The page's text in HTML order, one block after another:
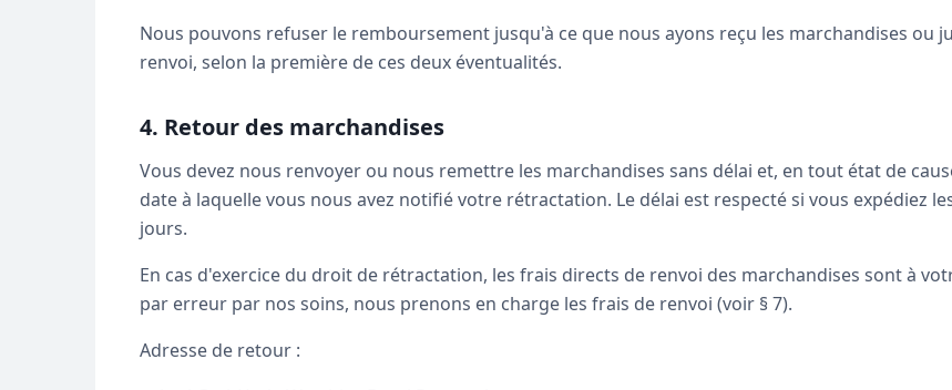
Nous pouvons refuser le remboursement jusqu'à ce que nous ayons reçu les marchandises ou
renvoi, selon la première de ces deux éventualités.
4. Retour des marchandises
Vous devez nous renvoyer ou nous remettre les marchandises sans délai et, en tout état de
date à laquelle vous nous avez notifié votre rétractation. Le délai est respecté si vous expédiez
jours.
En cas d'exercice du droit de rétractation, les frais directs de renvoi des marchandises sont à
par erreur par nos soins, nous prenons en charge les frais de renvoi (voir § 7).
Adresse de retour :